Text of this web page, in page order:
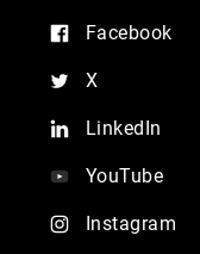
Facebook
X
LinkedIn
YouTube
Instagram